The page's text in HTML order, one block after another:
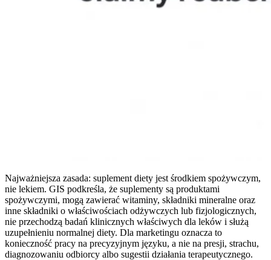
Najważniejsza zasada: suplement diety jest środkiem spożywczym,
nie lekiem. GIS podkreśla, że suplementy są produktami
spożywczymi, mogą zawierać witaminy, składniki mineralne oraz
inne składniki o właściwościach odżywczych lub fizjologicznych,
nie przechodzą badań klinicznych właściwych dla leków i służą
uzupełnieniu normalnej diety. Dla marketingu oznacza to
konieczność pracy na precyzyjnym języku, a nie na presji, strachu,
diagnozowaniu odbiorcy albo sugestii działania terapeutycznego.